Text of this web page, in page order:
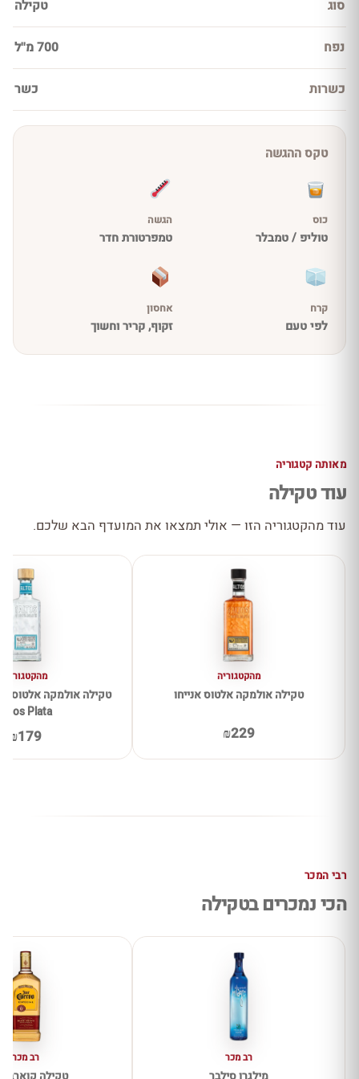
סוג טקילה
נפח 700 מ''ל
כשרות כשר
טקס ההגשה
כוס
טוליפ / טמבלר
הגשה
טמפרטורת חדר
קרח
לפי טעם
אחסון
זקוף, קריר וחשוך
מאותה קטגוריה
עוד טקילה
עוד מהקטגוריה הזו — אולי תמצאו את המועדף הבא שלכם.
מהקטגוריה
טקילה אולמקה אלטוס אנייחו
₪229
מהקטגוריה
Plata
₪179
רבי המכר
הכי נמכרים בטקילה
רב מכר רב מכר